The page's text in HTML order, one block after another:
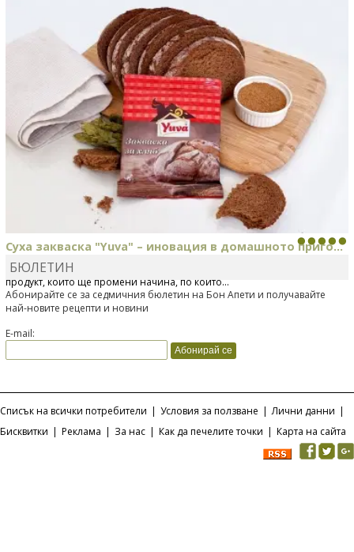
Суха закваска "Yuva" – иновация в домашното приго...
Отскоро Лесафр България стартира предлагането на изцяло нов
продукт, който ще промени начина, по който...
БЮЛЕТИН
Абонирайте се за седмичния бюлетин на Бон Апети и получавайте
най-новите рецепти и новини
E-mail:
Списък на всички потребители | Условия за ползване | Лични данни |
Бисквитки | Реклама | За нас | Как да печелите точки | Карта на сайта